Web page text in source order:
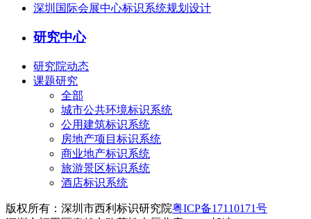
深圳国际会展中心标识系统规划设计
研究中心
研究院动态
课题研究
全部
城市公共环境标识系统
公用建筑标识系统
房地产项目标识系统
商业地产标识系统
旅游景区标识系统
酒店标识系统
版权所有：深圳市西利标识研究院粤ICP备17110171号